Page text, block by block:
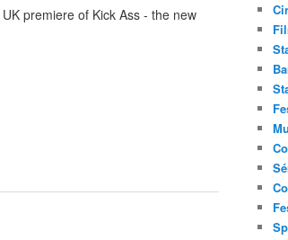
premiere of Kick Ass - the new